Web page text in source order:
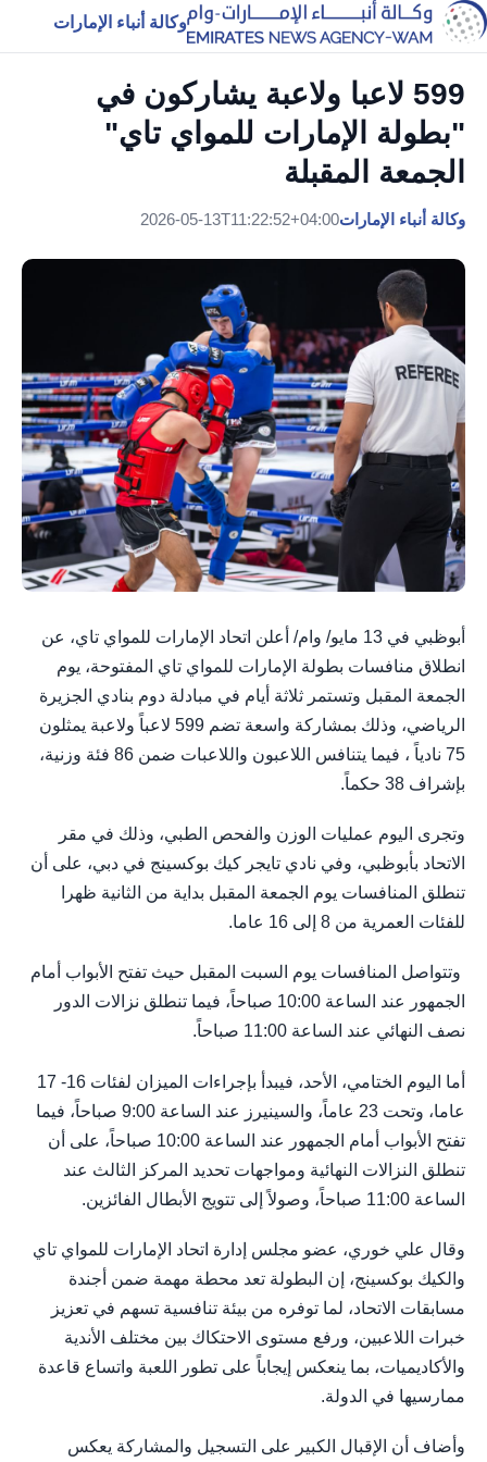
وكالة أنباء الإمارات
599 لاعبا ولاعبة يشاركون في
"بطولة الإمارات للمواي تاي"
الجمعة المقبلة
وكالة أنباء الإمارات2026-05-13T11:22:52+04:00
أبوظبي في 13 مايو/ وام/ أعلن اتحاد الإمارات للمواي تاي، عن
انطلاق منافسات بطولة الإمارات للمواي تاي المفتوحة، يوم
الجمعة المقبل وتستمر ثلاثة أيام في مبادلة دوم بنادي الجزيرة
الرياضي، وذلك بمشاركة واسعة تضم 599 لاعباً ولاعبة يمثلون
75 نادياً ، فيما يتنافس اللاعبون واللاعبات ضمن 86 فئة وزنية،
بإشراف 38 حكماً.
وتجرى اليوم عمليات الوزن والفحص الطبي، وذلك في مقر
الاتحاد بأبوظبي، وفي نادي تايجر كيك بوكسينج في دبي، على أن
تنطلق المنافسات يوم الجمعة المقبل بداية من الثانية ظهرا
للفئات العمرية من 8 إلى 16 عاما.
وتتواصل المنافسات يوم السبت المقبل حيث تفتح الأبواب أمام
الجمهور عند الساعة 10:00 صباحاً، فيما تنطلق نزالات الدور
نصف النهائي عند الساعة 11:00 صباحاً.
أما اليوم الختامي، الأحد، فيبدأ بإجراءات الميزان لفئات 16- 17
عاما، وتحت 23 عاماً، والسينيرز عند الساعة 9:00 صباحاً، فيما
تفتح الأبواب أمام الجمهور عند الساعة 10:00 صباحاً، على أن
تنطلق النزالات النهائية ومواجهات تحديد المركز الثالث عند
الساعة 11:00 صباحاً، وصولاً إلى تتويج الأبطال الفائزين.
وقال علي خوري، عضو مجلس إدارة اتحاد الإمارات للمواي تاي
والكيك بوكسينج، إن البطولة تعد محطة مهمة ضمن أجندة
مسابقات الاتحاد، لما توفره من بيئة تنافسية تسهم في تعزيز
خبرات اللاعبين، ورفع مستوى الاحتكاك بين مختلف الأندية
والأكاديميات، بما ينعكس إيجاباً على تطور اللعبة واتساع قاعدة
ممارسيها في الدولة.
وأضاف أن الإقبال الكبير على التسجيل والمشاركة يعكس